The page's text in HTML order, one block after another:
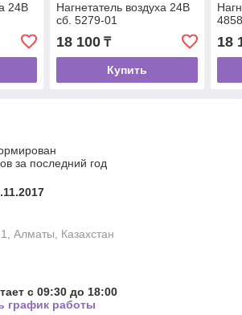
24В
Нагнетатель воздуха 24В
сб. 5279-01
18 100₸
Купить
18
за последний год
Алматы, Казахстан
с 09:30 до 18:00
график работы